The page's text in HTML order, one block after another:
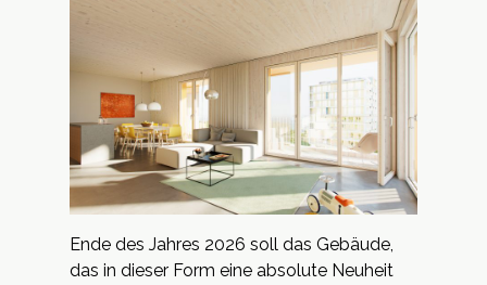
Ende des Jahres 2026 soll das Gebäude,
das in dieser Form eine absolute Neuheit